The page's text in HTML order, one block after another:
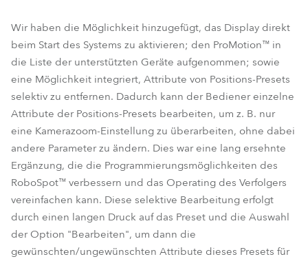
Wir haben die Möglichkeit hinzugefügt, das Display direkt
beim Start des Systems zu aktivieren; den ProMotion™ in
die Liste der unterstützten Geräte aufgenommen; sowie
eine Möglichkeit integriert, Attribute von Positions-Presets
selektiv zu entfernen. Dadurch kann der Bediener einzelne
Attribute der Positions-Presets bearbeiten, um z. B. nur
eine Kamerazoom-Einstellung zu überarbeiten, ohne dabei
andere Parameter zu ändern. Dies war eine lang ersehnte
Ergänzung, die die Programmierungsmöglichkeiten des
RoboSpot™ verbessern und das Operating des Verfolgers
vereinfachen kann. Diese selektive Bearbeitung erfolgt
durch einen langen Druck auf das Preset und die Auswahl
der Option "Bearbeiten", um dann die
gewünschten/ungewünschten Attribute dieses Presets für